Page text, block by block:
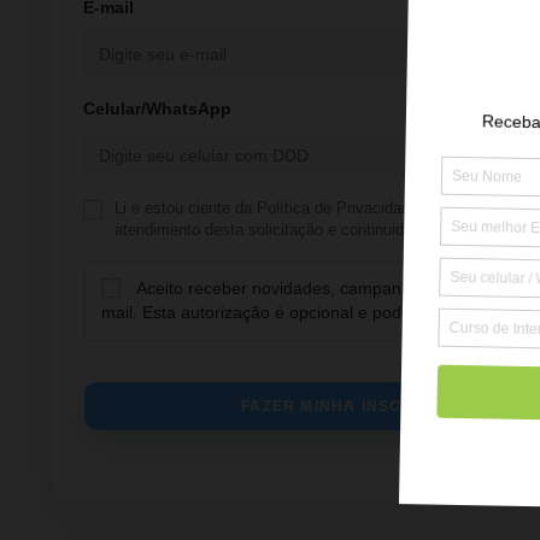
E-mail
Celular/WhatsApp
Li e estou ciente da Política de Privacidade e do tratamento
atendimento desta solicitação e continuidade do processo de
Aceito receber novidades, campanhas, ofertas e
mail. Esta autorização é opcional e pode ser revogada a
FAZER MINHA INSCRIÇÃO EM